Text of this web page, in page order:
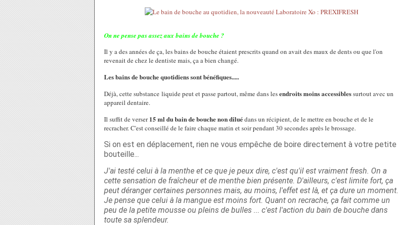
On ne pense pas assez aux bains de bouche ?
Il y a des années de ça, les bains de bouche étaient prescrits quand on avait des maux de dents ou que l'on
revenait de chez le dentiste mais, ça a bien changé.
Les bains de bouche quotidiens sont bénéfiques.....
Déjà, cette substance liquide peut et passe partout, même dans lesendroits moins accessiblessurtout avec un
appareil dentaire.
Il suffit de verser15 ml du bain de bouche non diluédans un récipient, de le mettre en bouche et de le
recracher. C'est conseillé de le faire chaque matin et soir pendant 30 secondes après le brossage.
Si on est en déplacement, rien ne vous empêche de boire directement à votre petite
bouteille...
J'ai testé celui à la menthe et ce que je peux dire, c'est qu'il est vraiment fresh. On a
cette sensation de fraîcheur et de menthe bien présente. D'ailleurs, c'est limite fort, ça
peut déranger certaines personnes mais, au moins, l'effet est là, et ça dure un moment.
Je pense que celui à la mangue est moins fort. Quant on recrache, ça fait comme un
peu de la petite mousse ou pleins de bulles ... c'est l'action du bain de bouche dans
toute sa splendeur.